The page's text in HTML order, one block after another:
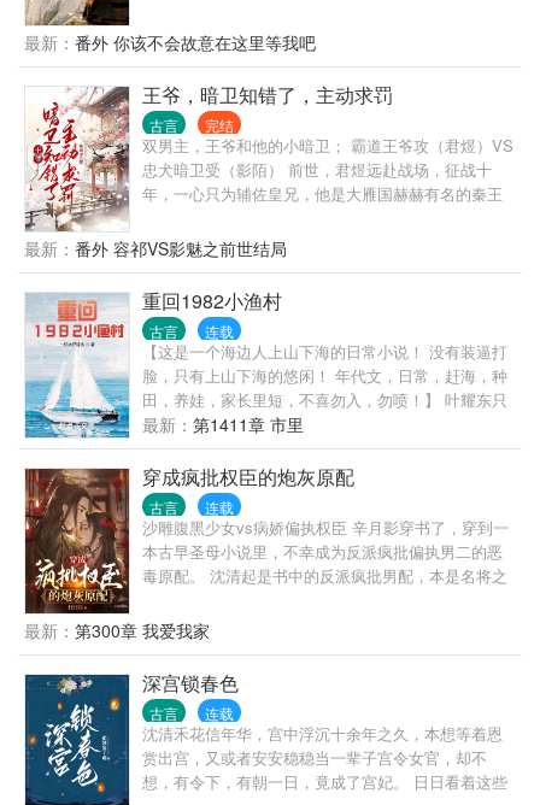
殒。 秦姝看着窗外蒙蒙亮的天色，陷入了沉思。 努力
修仙！在庶妹入道之前提高修为！争取活下去！ 打坐
能提升修为？不睡了！ 吃顿饭一来一回两刻钟？不吃
了！ 据说隔壁剑宗大师兄每日晨起挥剑一千下？ 秦
姝：两千次！ …… 人人都道丹宗的秦姝疯了，一个炼
丹师比剑仙还卷，从此整个玄天宗的修士都疯了。 八
年后，庶妹横空出世，秦姝主动卷铺盖走人。 玄天宗
又疯了，“何人劫持我大师姐！” 传闻中杀人不眨眼的
我重天宫为敌。” 此消息一出，整个修仙界都震惊了。
跑路途中不忘刷玉简与时俱进的秦姝满头问号，岂料
那位大魔王却悄悄发来传音符，“仙子可还记得跟你花
前月下小蛇蛇？” 八年前，她曾经一时心软救过一条小
黑蛇，谁成想居然真就被蛇缠上了？
最新： 番外 你该不会故意在这里等我吧
王爷，暗卫知错了，主动求罚
古言 完结
双男主，王爷和他的小暗卫； 霸道王爷攻（君煜）VS
忠犬暗卫受（影陌） 前世，君煜远赴战场，征战十
年，一心只为辅佐皇兄，他是大雁国赫赫有名的秦王
兄登基时，他却因谋逆罪名被刺死，在他众叛亲离
时，愿意为他舍弃性命的竟然只有他最不喜的暗卫。
重来一世，他不会再帮助皇兄，他要自己站上那最高
的位置，要宠着小暗卫，许他一世繁华。 ———— 万
箭齐发—— 影陌突然转身面对着君煜，双臂展开，以
自己的后背死死替他挡住了利箭。 利箭透背，带着凛
冽的寒气掼透他的胸口，影陌吐出一大口血，眼神却
是从未有过的温柔，他强撑着最后的气力缓缓开口
—— “咸丰十二年间，主子可还记得淏都城外被您救下
答您，追随您，永不背叛。” ———— 影陌面无血
色，气若游丝：“主子——属下曾——曾问您姓名——
想报答您，您说‘不过是萍水相逢的陌生人，无需报
答’，所以...属下叫了‘陌’。” ———— 君煜对小暗卫的
三大守则： 第一，无条件服从本王的命令； 第二，不
最新： 番外 容祁VS影魅之前世结局
重回1982小渔村
古言 连载
【这是一个海边人上山下海的日常小说！ 没有装逼打
脸，只有上山下海的悠闲！ 年代文，日常，赶海，种
田，养娃，家长里短，不喜勿入，勿喷！】 叶耀东只
是睡不着觉，想着去甲板上吹吹风，尿个尿，没想到
掉海里回到了1982年。 还是那个熟悉的小渔村，只是
他已经不是年轻时候的他了。 混账了半辈子，这回他
想好好来过的，只是怎么一个个都不相信呢…… 上辈
子没出息，这辈子他也没什么大理想大志向，只想挽
回遗憾，跟老婆好好过日子，一家子平安喜乐就好。
最新： 第1411章 市里
穿成疯批权臣的炮灰原配
古言 连载
沙雕腹黑少女vs病娇偏执权臣 辛月影穿书了，穿到一
本古早圣母小说里，不幸成为反派疯批偏执男二的恶
毒原配。 沈清起是书中的反派疯批男配，本是名将之
于狱中饱经摧残，双腿残废。在被旧部救出之后，他
渐渐黑化，势要不择手段夺回曾经的一切。 而辛月影
刚穿来的第一天，这位疯批一上来就让她自尽。辛月
影动用智慧的小脑筋，命是暂时保住了，但是书中那
位圣母女主经常来站在道德制高点批判她。 辛月影转
手跟圣母女主的恶毒后妈成为了忘年交。与书中曾经
与圣母交恶的反派们报团取暖。 我们的口号是：愿天
下没有圣母！！！！ 后来啊，那个坐在轮椅上，终日
最新： 第300章 我爱我家
深宫锁春色
古言 连载
沈清禾花信年华，宫中浮沉十余年之久，本想等着恩
赏出宫，又或者安安稳稳当一辈子宫令女官，却不
想，有令下，有朝一日，竟成了宫妃。 日日看着这些